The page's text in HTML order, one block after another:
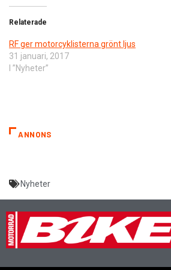
Relaterade
RF ger motorcyklisterna grönt ljus
31 januari, 2017
I ”Nyheter”
ANNONS
Nyheter